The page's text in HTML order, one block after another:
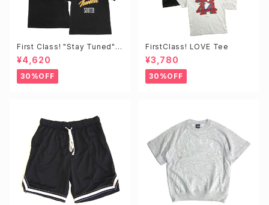
First Class! "Stay Tuned"T
EE
¥4,620
30%OFF
FirstClass! LOVE Tee
¥3,780
30%OFF